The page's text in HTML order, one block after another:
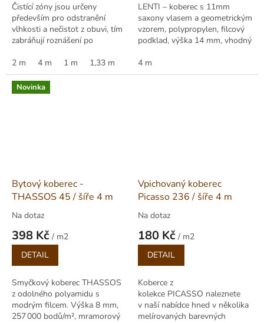
Čistící zóny jsou určeny
především pro odstranění
vlhkosti a nečistot z obuvi, tím
zabráňují roznášení po
Výhodou čistících zón je...
2 m 4 m 1 m 1,33 m
LENTI – koberec s 11mm
saxony vlasem a geometrickým
vzorem, polypropylen, filcový
podklad, výška 14 mm, vhodný
400 cm.
4 m
Novinka
Bytový koberec -
THASSOS 45 / šíře 4 m
Na dotaz
398 Kč / m2
Měrná
cena:
DETAIL
Smyčkový koberec THASSOS
z odolného polyamidu s
modrým filcem. Výška 8 mm,
257 000 bodů/m², mramorový
Vpichovaný koberec
Picasso 236 / šíře 4 m
Na dotaz
180 Kč / m2
Měrná
cena:
DETAIL
Koberce z
kolekce PICASSO naleznete
v naší nabídce hned v několika
melírovaných barevných